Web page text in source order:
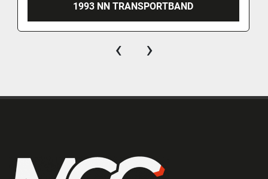
1993 NN TRANSPORTBAND
‹ ›